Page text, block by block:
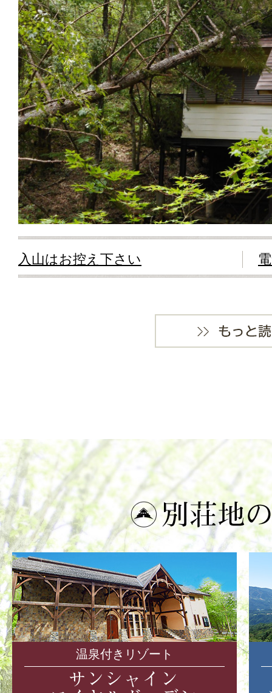
入山はお控え下さい
温泉付きリゾート